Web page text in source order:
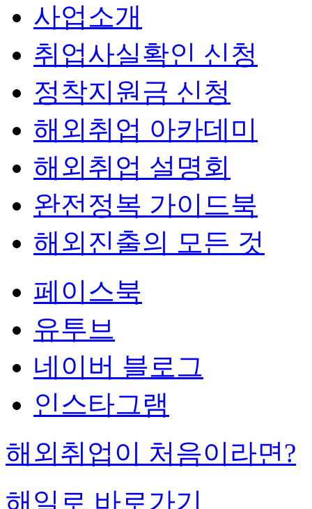
사업소개
취업사실확인 신청
정착지원금 신청
해외취업 아카데미
해외취업 설명회
완전정복 가이드북
해외진출의 모든 것
페이스북
유투브
네이버 블로그
인스타그램
해외취업이 처음이라면?
해일로 바로가기